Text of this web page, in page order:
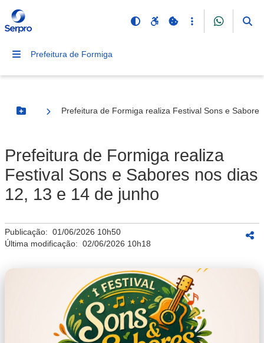
Prefeitura de Formiga
Botão Menu
Prefeitura de Formiga realiza Festival Sons e
Prefeitura de Formiga realiza
Festival Sons e Sabores nos dias
12, 13 e 14 de junho
Publicação: 01/06/2026 10h50
Última modificação: 02/06/2026 10h18